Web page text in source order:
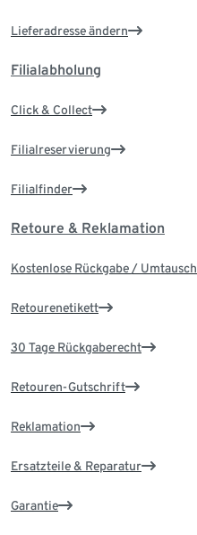
Lieferadresse ändern
Filialabholung
Click & Collect
Filialreservierung
Filialfinder
Retoure & Reklamation
Kostenlose Rückgabe / Umtausch
Retourenetikett
30 Tage Rückgaberecht
Retouren-Gutschrift
Reklamation
Ersatzteile & Reparatur
Garantie